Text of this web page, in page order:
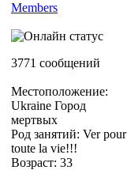
Members
3771 сообщений
Местоположение:
Ukraine Город
мертвых
Род занятий: Ver pour
toute la vie!!!
Возраст: 33